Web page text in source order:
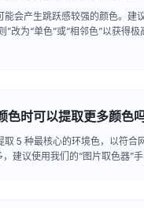
能会产生跳跃感较强的颜色。建
”改为“单色”或“相邻色”以获得
色时可以提取更多颜色吗
取 5 种最核心的环境色，以符合
建议使用我们的“图片取色器”手